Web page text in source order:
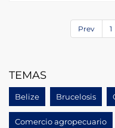
Prev 1
TEMAS
Belize Brucelosis
Comercio agropecuario